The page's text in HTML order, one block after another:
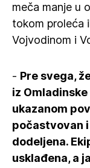
meča manje u
tokom proleća
Vojvodinom i
- Pre svega,
iz
ukazanom
počastvovan
dodeljena.
usklađena, a